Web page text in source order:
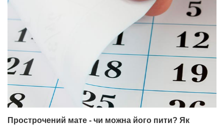
Прострочений мате - чи можна його пити? Як